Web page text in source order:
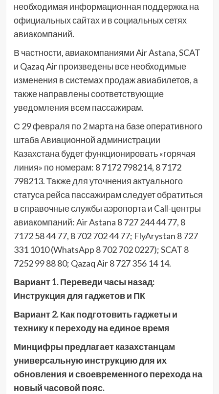
необходимая информационная поддержка на
официальных сайтах и в социальных сетях
авиакомпаний.
В частности, авиакомпаниями Air Astana, SCAT
и Qazaq Air произведены все необходимые
изменения в системах продаж авиабилетов, а
также направлены соответствующие
уведомления всем пассажирам.
С 29 февраля по 2 марта на базе оперативного
штаба Авиационной администрации
Казахстана будет функционировать «горячая
линия» по номерам: 8 7172 798214, 8 7172
798213. Также для уточнения актуального
статуса рейса пассажирам следует обратиться
в справочные службы аэропорта и Call-центры
авиакомпаний: Air Astana 8 727 244 44 77, 8
7172 58 44 77, 8 702 702 44 77; FlyArystan 8 727
331 1010 (WhatsApp 8 702 702 0227); SCAT 8
7252 99 88 80; Qazaq Air 8 727 356 14 14.
Вариант 1. Переведи часы назад:
Инструкция для гаджетов и ПК
Вариант 2. Как подготовить гаджеты и
технику к переходу на единое время
Минцифры предлагает казахстанцам
универсальную инструкцию для их
обновления и своевременного перехода на
новый часовой пояс.